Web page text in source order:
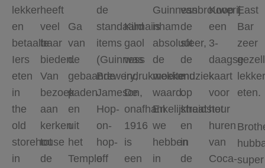
lekker
en
betaalbaar
Iers
eten
in
the
old
storehouse
in
heeft
veel
te
bieden.
Van
bezoek
aan
kerken
tot
de
Ga
van
de
gebaande
paden
en
uit
het
Temple
de
standaard
items
(Guinness
Brewery,
Jameson,
Hop-
on-
hop-
off
Kilmainham
gaol
was
indrukwekkend.
De
onafhankelijkheidstour
1916
is
een
Guinnessbrouwerij
is
absoluut
de
moeite
waard.
En
we
hebben
in
van
de
sfeer,
de
muziek
op
straat
en
in
de
Koop
een
3-
daagse
kaart
voor
het
huren
van
Coca-
East
Bar
zeer
lekker
eten.
super